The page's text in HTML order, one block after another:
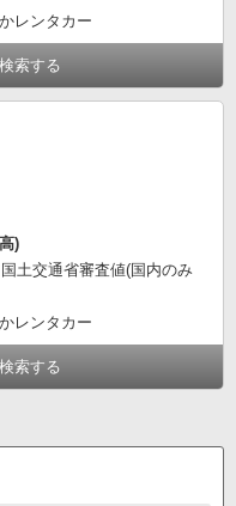
レンタカー
索する
)
土交通省審査値(国内のみ
レンタカー
索する